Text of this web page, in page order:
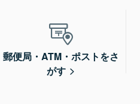
郵便局・ATM・ポストをさ
がす